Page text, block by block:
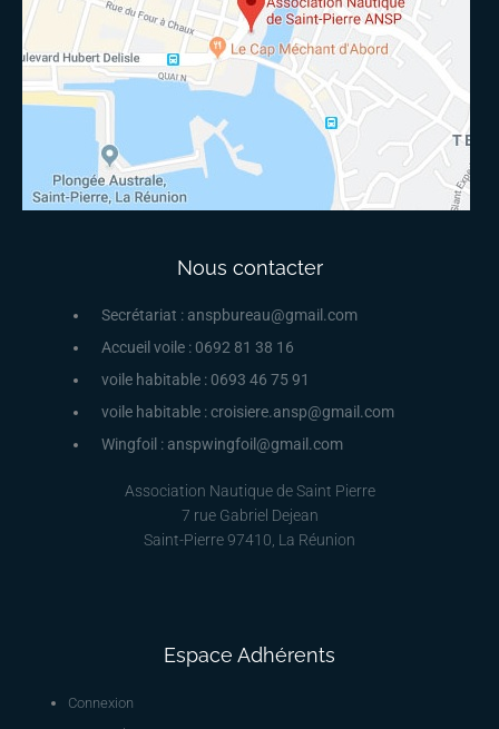
Nous contacter
Secrétariat : anspbureau@gmail.com
Accueil voile : 0692 81 38 16
voile habitable : 0693 46 75 91
voile habitable : croisiere.ansp@gmail.com
Wingfoil : anspwingfoil@gmail.com
Association Nautique de Saint Pierre
7 rue Gabriel Dejean
Saint-Pierre 97410, La Réunion
Espace Adhérents
Connexion